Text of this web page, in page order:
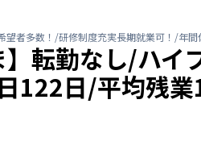
望者多数！/研修制度充実長期就業可！/年
転勤なし/ハイ
122日/平均残